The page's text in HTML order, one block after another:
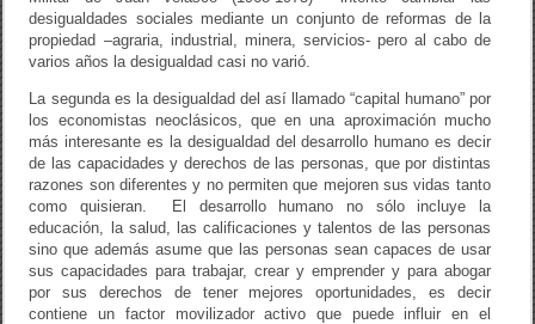
desigualdades sociales mediante un conjunto de reformas de la
propiedad –agraria, industrial, minera, servicios- pero al cabo de
varios años la desigualdad casi no varió.
La segunda es la desigualdad del así llamado “capital humano” por
los economistas neoclásicos, que en una aproximación mucho
más interesante es la desigualdad del desarrollo humano es decir
de las capacidades y derechos de las personas, que por distintas
razones son diferentes y no permiten que mejoren sus vidas tanto
como quisieran. El desarrollo humano no sólo incluye la
educación, la salud, las calificaciones y talentos de las personas
sino que además asume que las personas sean capaces de usar
sus capacidades para trabajar, crear y emprender y para abogar
por sus derechos de tener mejores oportunidades, es decir
contiene un factor movilizador activo que puede influir en el